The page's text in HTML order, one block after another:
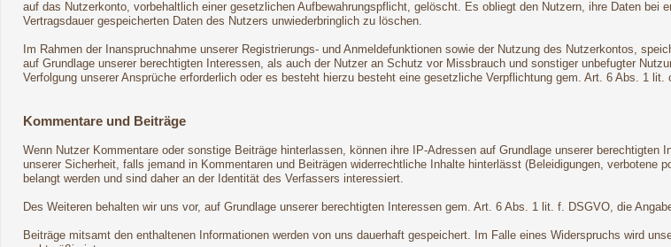
auf das Nutzerkonto, vorbehaltlich einer gesetzlichen Aufbewahrungspflicht, gelöscht. Es obliegt den Nutzern, ihre Daten
Vertragsdauer gespeicherten Daten des Nutzers unwiederbringlich zu löschen.
Im Rahmen der Inanspruchnahme unserer Registrierungs- und Anmeldefunktionen sowie der Nutzung des Nutzerkontos,
auf Grundlage unserer berechtigten Interessen, als auch der Nutzer an Schutz vor Missbrauch und sonstiger unbefugter
Verfolgung unserer Ansprüche erforderlich oder es besteht hierzu besteht eine gesetzliche Verpflichtung gem. Art. 6 Abs. 1
Kommentare und Beiträge
Wenn Nutzer Kommentare oder sonstige Beiträge hinterlassen, können ihre IP-Adressen auf Grundlage unserer
unserer Sicherheit, falls jemand in Kommentaren und Beiträgen widerrechtliche Inhalte hinterlässt (Beleidigungen,
belangt werden und sind daher an der Identität des Verfassers interessiert.
Des Weiteren behalten wir uns vor, auf Grundlage unserer berechtigten Interessen gem. Art. 6 Abs. 1 lit. f. DSGVO, die
Beiträge mitsamt den enthaltenen Informationen werden von uns dauerhaft gespeichert. Im Falle eines Widerspruchs wird